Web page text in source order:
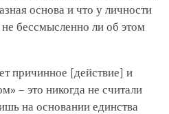
основа и что у личности
не бессмысленно ли об этом
причинное [действие] и
– это никогда не считали
на основании единства